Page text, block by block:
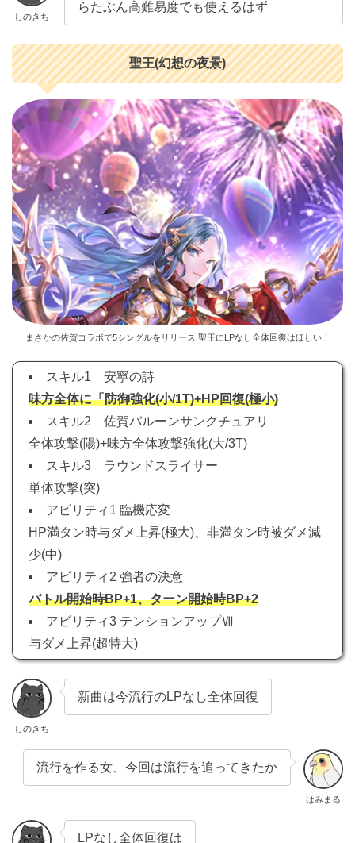
しのきち
らたぶん高難易度でも使えるはず
聖王(幻想の夜景)
まさかの佐賀コラボで5シングルをリリース 聖王にLPなし全体回復はほしい！
スキル1 安寧の詩
味方全体に「防御強化(小/1T)+HP回復(極小)
スキル2 佐賀バルーンサンクチュアリ
全体攻撃(陽)+味方全体攻撃強化(大/3T)
スキル3 ラウンドスライサー
単体攻撃(突)
アビリティ1 臨機応変
HP満タン時与ダメ上昇(極大)、非満タン時被ダメ減
少(中)
アビリティ2 強者の決意
バトル開始時BP+1、ターン開始時BP+2
アビリティ3 テンションアップⅦ
与ダメ上昇(超特大)
しのきち
新曲は今流行のLPなし全体回復
はみまる
流行を作る女、今回は流行を追ってきたか
LPなし全体回復は